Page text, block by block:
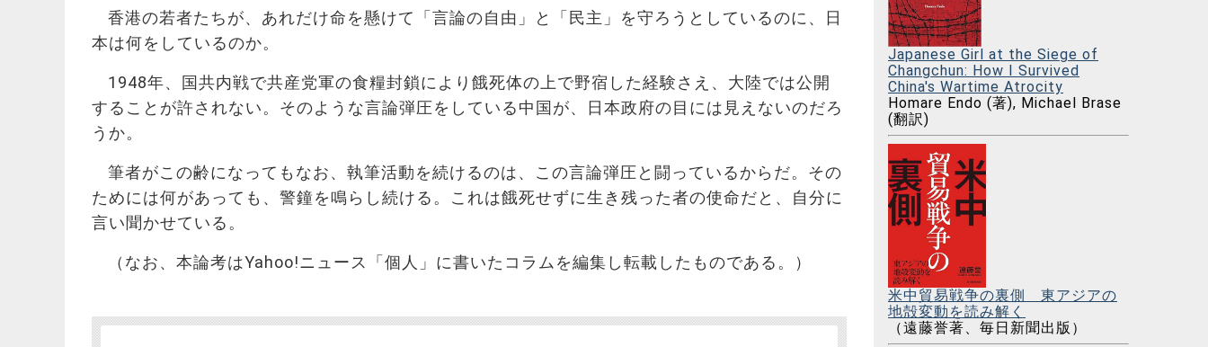
香港の若者たちが、あれだけ命を懸けて「言論の自由」と「民主」を守ろうとしているのに、日
本は何をしているのか。
1948年、国共内戦で共産党軍の食糧封鎖により餓死体の上で野宿した経験さえ、大陸では公開
することが許されない。そのような言論弾圧をしている中国が、日本政府の目には見えないのだろ
うか。
筆者がこの齢になってもなお、執筆活動を続けるのは、この言論弾圧と闘っているからだ。その
ためには何があっても、警鐘を鳴らし続ける。これは餓死せずに生き残った者の使命だと、自分に
言い聞かせている。
（なお、本論考はYahoo!ニュース「個人」に書いたコラムを編集し転載したものである。）
Japanese Girl at the Siege of
Changchun: How I Survived
China's Wartime Atrocity
Homare Endo (著), Michael Brase
(翻訳)
米中貿易戦争の裏側 東アジアの
地殻変動を読み解く
（遠藤誉著、毎日新聞出版）